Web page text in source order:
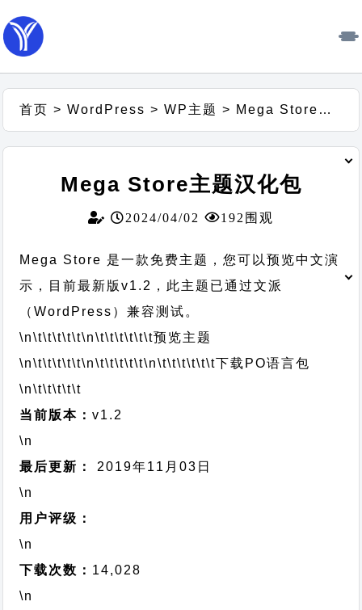
首页 >WordPress >WP主题 > Mega Store主题汉化包
Mega Store主题汉化包
2024/04/02 192围观
Mega Store 是一款免费主题，您可以预览中文演
示，目前最新版v1.2，此主题已通过文派
（WordPress）兼容测试。
\n\t\t\t\t\t\n\t\t\t\t\t\t预览主题
\n\t\t\t\t\t\n\t\t\t\t\t\n\t\t\t\t\t\t下载PO语言包
\n\t\t\t\t\t
当前版本：v1.2
\n
最后更新：
2019年11月03日
\n
用户评级：
\n
下载次数： 14,028
\n